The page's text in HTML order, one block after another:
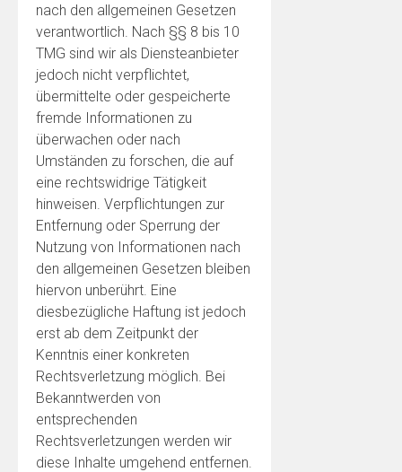
nach den allgemeinen Gesetzen
verantwortlich. Nach §§ 8 bis 10
TMG sind wir als Diensteanbieter
jedoch nicht verpflichtet,
übermittelte oder gespeicherte
fremde Informationen zu
überwachen oder nach
Umständen zu forschen, die auf
eine rechtswidrige Tätigkeit
hinweisen. Verpflichtungen zur
Entfernung oder Sperrung der
Nutzung von Informationen nach
den allgemeinen Gesetzen bleiben
hiervon unberührt. Eine
diesbezügliche Haftung ist jedoch
erst ab dem Zeitpunkt der
Kenntnis einer konkreten
Rechtsverletzung möglich. Bei
Bekanntwerden von
entsprechenden
Rechtsverletzungen werden wir
diese Inhalte umgehend entfernen.